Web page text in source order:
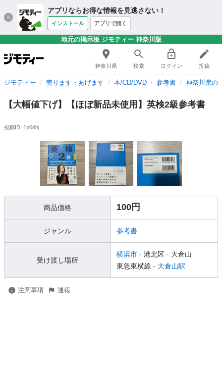
アプリならお得な情報を見逃さない！
インストール アプリで開く
地元の掲示板 ジモティー 神奈川版
神奈川県 検索 ログイン 投稿
ジモティー 売ります・あげます 本/CD/DVD 参考書 神奈川県の
【大幅値下げ】【ほぼ新品未使用】英検2級参考書
投稿ID: 1p0dhj
商品価格 100円
ジャンル 参考書
受け渡し場所
横浜市 - 港北区 - 大倉山
東急東横線 - 大倉山駅
注意事項 通報